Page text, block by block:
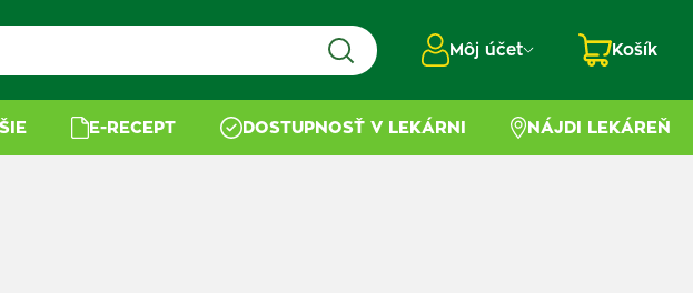
Môj účet Košík
E-RECEPT DOSTUPNOSŤ V LEKÁRNI NÁJDI LEKÁREŇ